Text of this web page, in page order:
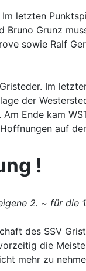
letzten
Grunz
sowie Ralf
Im
der
Ende kam
auf
!
2. ~ für die
des SSV
die
mehr zu